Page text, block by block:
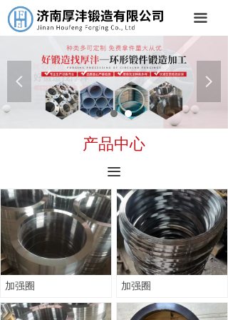
넳 넲
끀
首页
产品中心
公司场地
产品中心
끀
加强圈 加强圈